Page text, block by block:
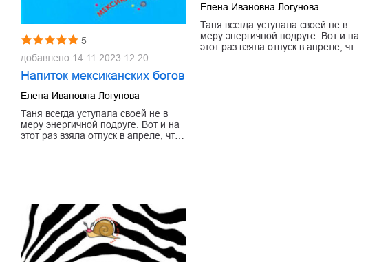
5
добавлено 14.11.2023 12:20
Напиток мексиканских богов
Елена Ивановна Логунова
Таня всегда уступала своей не в
меру энергичной подруге. Вот и на
этот раз взяла отпуск в апреле, чт…
Елена Ивановна Логунова
Таня всегда уступала своей не в
меру энергичной подруге. Вот и на
этот раз взяла отпуск в апреле, чт…